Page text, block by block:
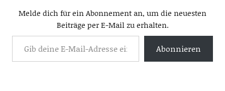
Melde dich für ein Abonnement an, um die neuesten
Beiträge per E-Mail zu erhalten.
Abonnieren